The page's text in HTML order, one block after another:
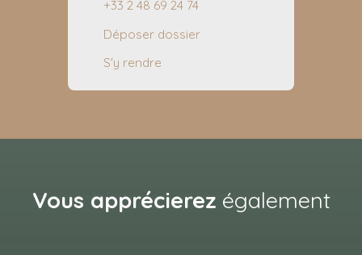
+33 2 48 69 24 74
Déposer dossier
S'y rendre
Vous apprécierez également